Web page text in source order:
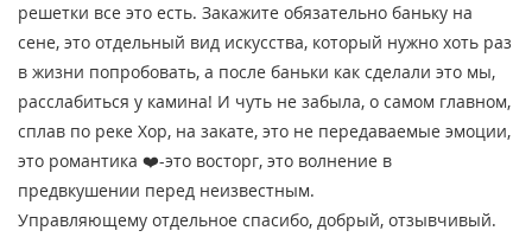
решетки все это есть. Закажите обязательно баньку на
сене, это отдельный вид искусства, который нужно хоть раз
в жизни попробовать, а после баньки как сделали это мы,
расслабиться у камина! И чуть не забыла, о самом главном,
сплав по реке Хор, на закате, это не передаваемые эмоции,
это романтика ❤️‍-это восторг, это волнение в
предвкушении перед неизвестным.
Управляющему отдельное спасибо, добрый, отзывчивый.